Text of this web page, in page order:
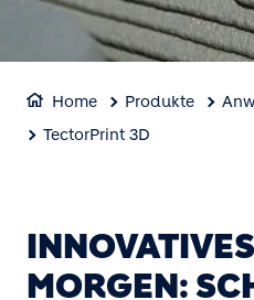
Home Produkte
TectorPrint 3D
MORGEN: